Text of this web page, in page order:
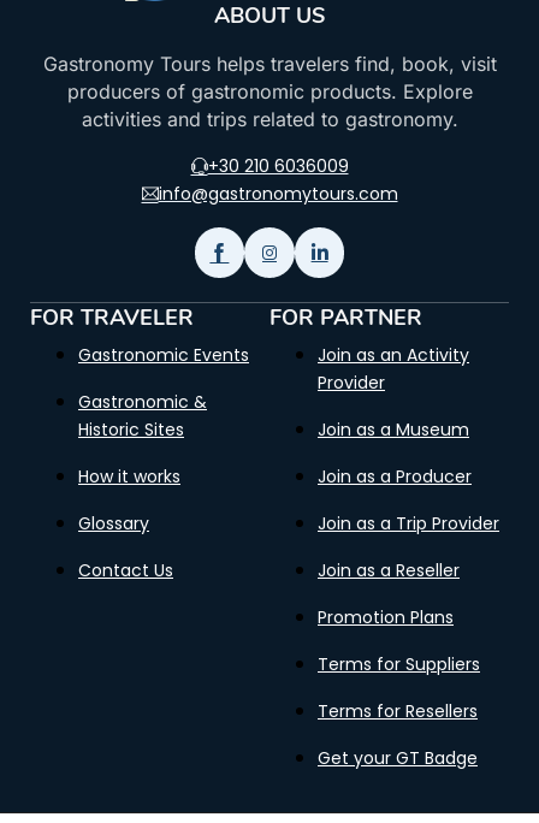
ABOUT US
Gastronomy Tours helps travelers find, book, visit
producers of gastronomic products. Explore
activities and trips related to gastronomy.
+30 210 6036009
info@gastronomytours.com
FOR TRAVELER
Gastronomic Events
Gastronomic &
Historic Sites
How it works
Glossary
Contact Us
FOR PARTNER
Join as an Activity
Provider
Join as a Museum
Join as a Producer
Join as a Trip Provider
Join as a Reseller
Promotion Plans
Terms for Suppliers
Terms for Resellers
Get your GT Badge